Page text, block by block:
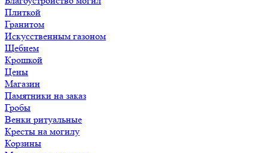
Плиткой
Гранитом
Искусственным газоном
Щебнем
Крошкой
Цены
Магазин
Памятники на заказ
Гробы
Венки ритуальные
Кресты на могилу
Корзины